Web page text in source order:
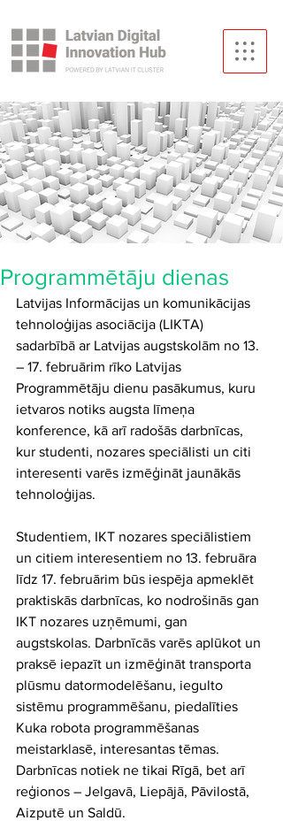
Programmētāju dienas
Latvijas Informācijas un komunikācijas
tehnoloģijas asociācija (LIKTA)
sadarbībā ar Latvijas augstskolām no 13.
– 17. februārim rīko Latvijas
Programmētāju dienu pasākumus, kuru
ietvaros notiks augsta līmeņa
konference, kā arī radošās darbnīcas,
kur studenti, nozares speciālisti un citi
interesenti varēs izmēģināt jaunākās
tehnoloģijas.
Studentiem, IKT nozares speciālistiem
un citiem interesentiem no 13. februāra
līdz 17. februārim būs iespēja apmeklēt
praktiskās darbnīcas, ko nodrošinās gan
IKT nozares uzņēmumi, gan
augstskolas. Darbnīcās varēs aplūkot un
praksē iepazīt un izmēģināt transporta
plūsmu datormodelēšanu, iegulto
sistēmu programmēšanu, piedalīties
Kuka robota programmēšanas
meistarklasē, interesantas tēmas.
Darbnīcas notiek ne tikai Rīgā, bet arī
reģionos – Jelgavā, Liepājā, Pāvilostā,
Aizputē un Saldū.